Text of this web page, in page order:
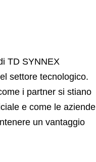
TD SYNNEX
settore tecnologico.
i partner si stiano
e come le aziende
un vantaggio